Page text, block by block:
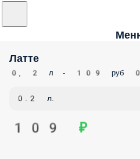
Латте
0, 2 л - 109 руб
0.2 л.
109 ₽